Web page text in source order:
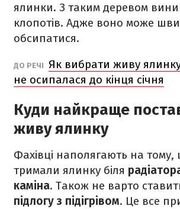
ялинки. З таким деревом
клопотів. Адже воно може
обсипатися.
ДО РЕЧІ Як вибрати живу
не осипалася до кінця січня
Куди найкраще
живу ялинку
Фахівці наполягають на
тримали ялинку біля
каміна. Також не варто
підлогу з підігрівом. Це все